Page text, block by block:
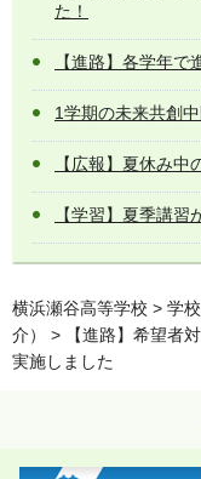
た！
【進路】各学年で
1学期の未来共創
【広報】夏休み
【学習】夏季講習
横浜瀬谷高等学校 > 学
介）
> 【進路】希望者
実施しました